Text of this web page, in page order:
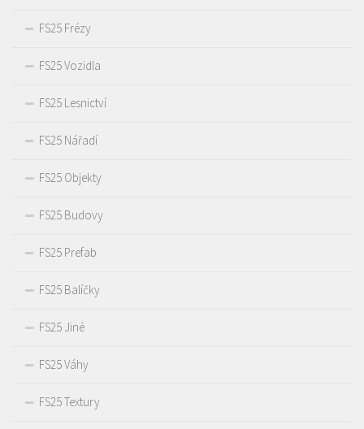
FS25 Frézy
FS25 Vozidla
FS25 Lesnictví
FS25 Nářadí
FS25 Objekty
FS25 Budovy
FS25 Prefab
FS25 Balíčky
FS25 Jiné
FS25 Váhy
FS25 Textury